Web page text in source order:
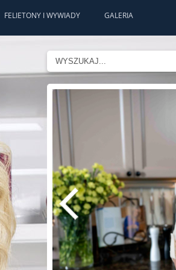
FELIETONY I WYWIADY GALERIA